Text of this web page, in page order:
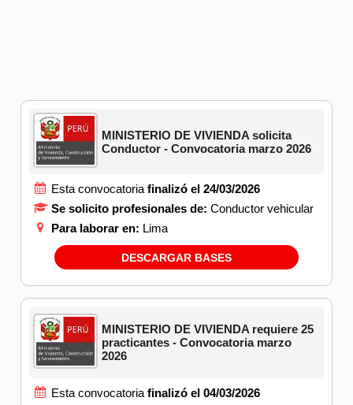
MINISTERIO DE VIVIENDA solicita
Conductor - Convocatoria marzo 2026
Esta convocatoriafinalizó el 24/03/2026
Se solicito profesionales de: Conductor vehicular
Para laborar en: Lima
DESCARGAR BASES
MINISTERIO DE VIVIENDA requiere 25
practicantes - Convocatoria marzo
2026
Esta convocatoria finalizó el 04/03/2026